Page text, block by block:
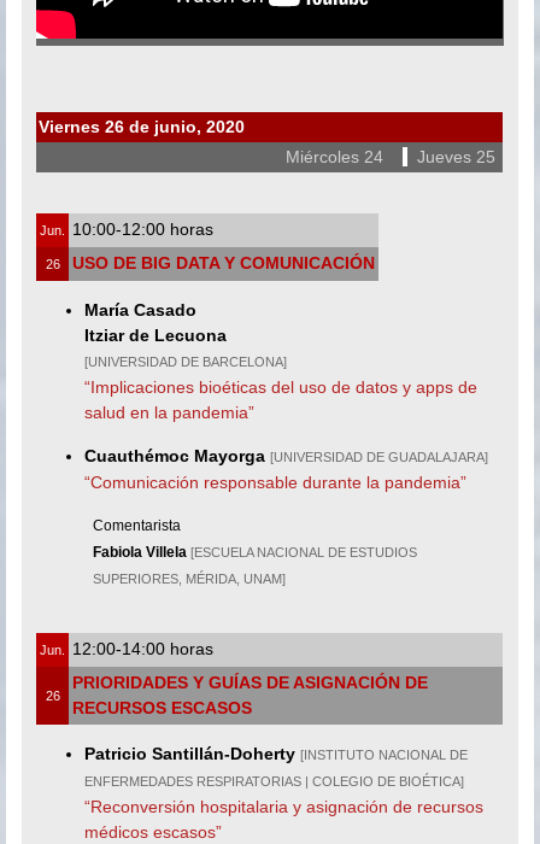
Viernes 26 de junio, 2020
Miércoles 24
Jueves 25
Jun. 10:00-12:00 horas
26 USO DE BIG DATA Y COMUNICACIÓN
María Casado
Itziar de Lecuona
[UNIVERSIDAD DE BARCELONA]
“Implicaciones bioéticas del uso de datos y apps de
salud en la pandemia”
Cuauthémoc Mayorga [UNIVERSIDAD DE GUADALAJARA]
“Comunicación responsable durante la pandemia”
Comentarista
Fabiola Villela [ESCUELA NACIONAL DE ESTUDIOS
SUPERIORES, MÉRIDA, UNAM]
Jun. 12:00-14:00 horas
26
PRIORIDADES Y GUÍAS DE ASIGNACIÓN DE
RECURSOS ESCASOS
Patricio Santillán-Doherty [INSTITUTO NACIONAL DE
ENFERMEDADES RESPIRATORIAS | COLEGIO DE BIOÉTICA]
“Reconversión hospitalaria y asignación de recursos
médicos escasos”